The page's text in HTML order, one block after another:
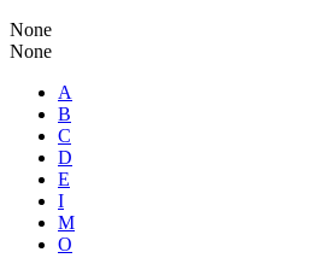
None
None
A
B
C
D
E
I
M
O